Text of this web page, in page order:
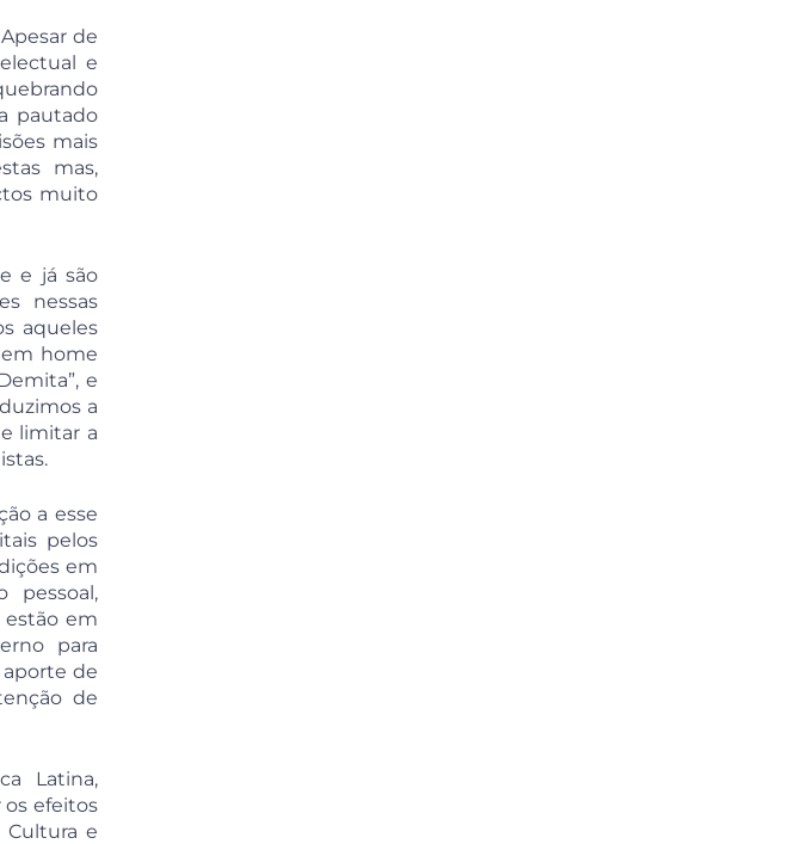
de
e
pautado
mais
mas,
muito
e já são
nessas
aqueles
home
e
a
limitar a
a esse
pelos
em
pessoal,
em
para
de
de
Latina,
os efeitos
Cultura e